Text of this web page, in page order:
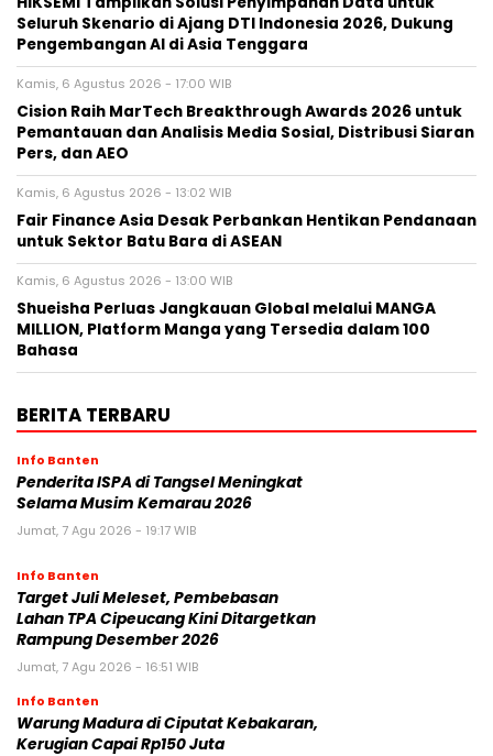
Seluruh Skenario di Ajang DTI Indonesia 2026, Dukung
Pengembangan AI di Asia Tenggara
Kamis, 6 Agustus 2026 - 17:00 WIB
Cision Raih MarTech Breakthrough Awards 2026 untuk
Pemantauan dan Analisis Media Sosial, Distribusi Siaran
Pers, dan AEO
Kamis, 6 Agustus 2026 - 13:02 WIB
Fair Finance Asia Desak Perbankan Hentikan Pendanaan
untuk Sektor Batu Bara di ASEAN
Kamis, 6 Agustus 2026 - 13:00 WIB
Shueisha Perluas Jangkauan Global melalui MANGA
MILLION, Platform Manga yang Tersedia dalam 100
Bahasa
BERITA TERBARU
Info Banten
Penderita ISPA di Tangsel Meningkat
Selama Musim Kemarau 2026
Jumat, 7 Agu 2026 - 19:17 WIB
Info Banten
Target Juli Meleset, Pembebasan
Lahan TPA Cipeucang Kini Ditargetkan
Rampung Desember 2026
Jumat, 7 Agu 2026 - 16:51 WIB
Info Banten
Warung Madura di Ciputat Kebakaran,
Kerugian Capai Rp150 Juta